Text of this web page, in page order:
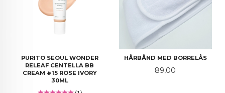
PURITO SEOUL WONDER
RELEAF CENTELLA BB
CREAM #15 ROSE IVORY
30ML
HÅRBÅND MED BORRELÅS
Pris
89,00